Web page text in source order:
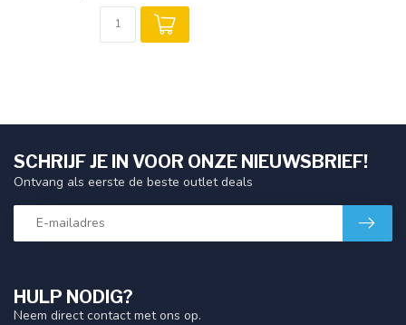
HULP NODIG?
Neem direct contact met ons op.
SCHRIJF JE IN VOOR ONZE NIEUWSBRIEF!
Ontvang als eerste de beste outlet deals